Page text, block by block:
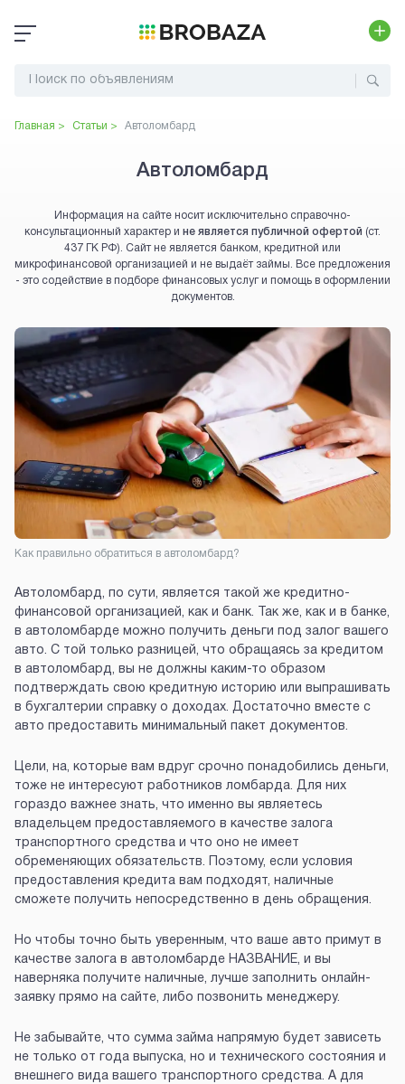
Главная > Статьи > Автоломбард
Автоломбард
Информация на сайте носит исключительно справочно-
консультационный характер и не является публичной офертой (ст.
437 ГК РФ). Сайт не является банком, кредитной или
микрофинансовой организацией и не выдаёт займы. Все предложения
- это содействие в подборе финансовых услуг и помощь в оформлении
документов.
Как правильно обратиться в автоломбард?
Автоломбард, по сути, является такой же кредитно-
финансовой организацией, как и банк. Так же, как и в банке,
в автоломбарде можно получить деньги под залог вашего
авто. С той только разницей, что обращаясь за кредитом
в автоломбард, вы не должны каким-то образом
подтверждать свою кредитную историю или выпрашивать
в бухгалтерии справку о доходах. Достаточно вместе с
авто предоставить минимальный пакет документов.
Цели, на, которые вам вдруг срочно понадобились деньги,
тоже не интересуют работников ломбарда. Для них
гораздо важнее знать, что именно вы являетесь
владельцем предоставляемого в качестве залога
транспортного средства и что оно не имеет
обременяющих обязательств. Поэтому, если условия
предоставления кредита вам подходят, наличные
сможете получить непосредственно в день обращения.
Но чтобы точно быть уверенным, что ваше авто примут в
качестве залога в автоломбарде НАЗВАНИЕ, и вы
наверняка получите наличные, лучше заполнить онлайн-
заявку прямо на сайте, либо позвонить менеджеру.
Не забывайте, что сумма займа напрямую будет зависеть
не только от года выпуска, но и технического состояния и
внешнего вида вашего транспортного средства. А для